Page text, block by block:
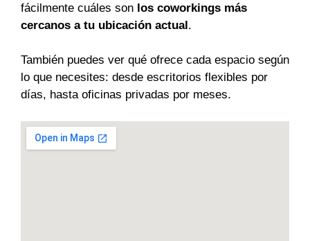
fácilmente cuáles son los coworkings más
cercanos a tu ubicación actual.
También puedes ver qué ofrece cada espacio según
lo que necesites: desde escritorios flexibles por
días, hasta oficinas privadas por meses.